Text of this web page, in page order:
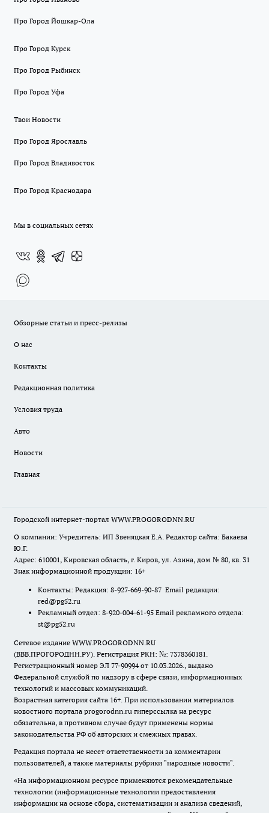
Про Город Йошкар-Ола
Про Город Курск
Про Город Рыбинск
Про Город Уфа
Твои Новости
Про Город Ярославль
Про Город Владивосток
Про Город Краснодара
Мы в социальных сетях
Обзорные статьи и пресс-релизы
О нас
Контакты
Редакционная политика
Условия труда
Авто
Новости
Главная
Городской интернет-портал WWW.PROGORODNN.RU
О компании: Учредитель: ИП Звеняцкая Е.А. Редактор сайта: Бакаева
Ю.Г.
Адрес: 610001, Кировская область, г. Киров, ул. Азина, дом № 80, кв. 31
Знак информационной продукции: 16+
Контакты: Редакция: 8-927-669-90-87 Email редакции:
red@pg52.ru
Рекламный отдел: 8-920-004-61-95 Email рекламного отдела:
st@pg52.ru
Сетевое издание WWW.PROGORODNN.RU
(ВВВ.ПРОГОРОДНН.РУ). Регистрация РКН: №: 7378360181.
Регистрационный номер ЭЛ 77-90994 от 10.03.2026., выдано
Федеральной службой по надзору в сфере связи, информационных
технологий и массовых коммуникаций.
Возрастная категория сайта 16+. При использовании материалов
новостного портала progorodnn.ru гиперссылка на ресурс
обязательна, в противном случае будут применены нормы
законодательства РФ об авторских и смежных правах.
Редакция портала не несет ответственности за комментарии
пользователей, а также материалы рубрики "народные новости".
«На информационном ресурсе применяются рекомендательные
технологии (информационные технологии предоставления
информации на основе сбора, систематизации и анализа сведений,